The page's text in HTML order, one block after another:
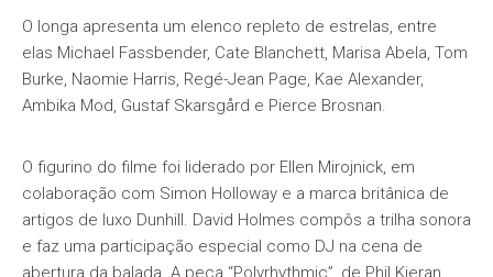
O longa apresenta um elenco repleto de estrelas, entre
elas Michael Fassbender, Cate Blanchett, Marisa Abela, Tom
Burke, Naomie Harris, Regé-Jean Page, Kae Alexander,
Ambika Mod, Gustaf Skarsgård e Pierce Brosnan.
O figurino do filme foi liderado por Ellen Mirojnick, em
colaboração com Simon Holloway e a marca britânica de
artigos de luxo Dunhill. David Holmes compôs a trilha sonora
e faz uma participação especial como DJ na cena de
abertura da balada. A peça “Polyrhythmic”, de Phil Kieran,